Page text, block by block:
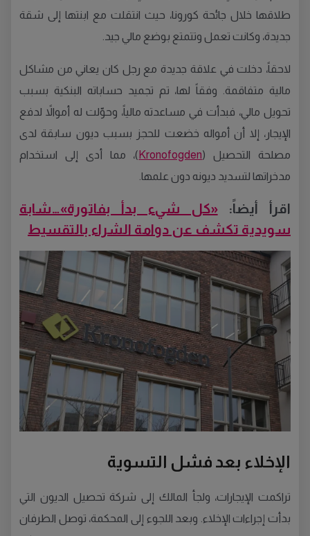
طلاقها خلال جائحة كورونا، حيث انتقلت مع ابنتها إلى شقة
جديدة، وكانت تعمل وتتمتع بوضع مالي جيد.
لاحقاً، دخلت في علاقة جديدة مع رجل كان يعاني من مشاكل
مالية متفاقمة. وفقاً لها، تم تجميد حساباته البنكية بسبب
تحويل مالي، فبدأت في مساعدته مالياً، وحوّلت له أموالاً لدفع
الإيجار، إلا أن أمواله خضعت للحجز بسبب ديون سابقة لدى
مصلحة التحصيل (Kronofogden )، مما أدى إلى استخدام
مدخراتها لتسديد ديونه دون علمها.
اقرأ أيضاً:«كل شيء بدأ بفاتورة»…شابة
سويدية تكشف عن دوامة الشراء بالتقسيط
الإخلاء بعد فشل التسوية
تراكمت الإيجارات، ولجأ المالك إلى شركة تحصيل الديون التي
بدأت إجراءات الإخلاء. وبعد اللجوء إلى المحكمة، توصل الطرفان